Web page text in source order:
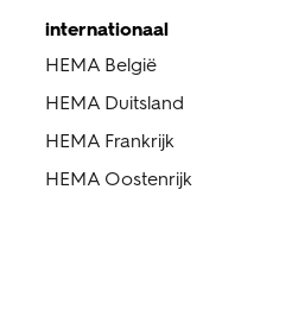
internationaal
HEMA België
HEMA Duitsland
HEMA Frankrijk
HEMA Oostenrijk